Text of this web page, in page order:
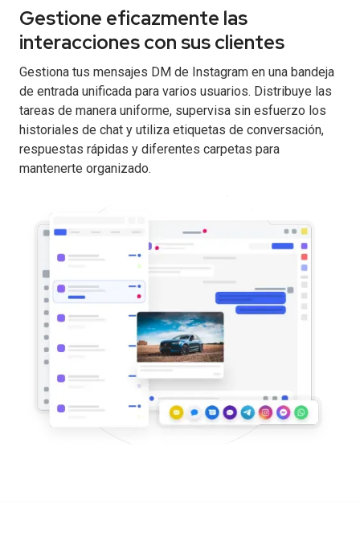
Gestione eficazmente las
interacciones con sus clientes
Gestiona tus mensajes DM de Instagram en una bandeja
de entrada unificada para varios usuarios. Distribuye las
tareas de manera uniforme, supervisa sin esfuerzo los
historiales de chat y utiliza etiquetas de conversación,
respuestas rápidas y diferentes carpetas para
mantenerte organizado.